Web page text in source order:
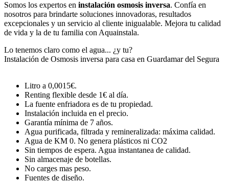
Somos los expertos en instalación osmosis inversa. Confía en
nosotros para brindarte soluciones innovadoras, resultados
excepcionales y un servicio al cliente inigualable. Mejora tu calidad
de vida y la de tu familia con Aquainstala.
Lo tenemos claro como el agua... ¿y tu?
Instalación de Osmosis inversa para casa en Guardamar del Segura
Litro a 0,0015€.
Renting flexible desde 1€ al día.
La fuente enfriadora es de tu propiedad.
Instalación incluida en el precio.
Garantía mínima de 7 años.
Agua purificada, filtrada y remineralizada: máxima calidad.
Agua de KM 0. No genera plásticos ni CO2
Sin tiempos de espera. Agua instantanea de calidad.
Sin almacenaje de botellas.
No carges mas peso.
Fuentes de diseño.